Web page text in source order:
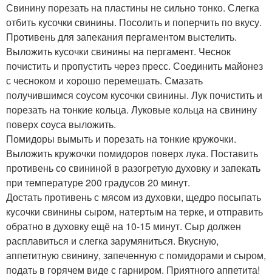
Свинину порезать на пластины не сильно тонко. Слегка
отбить кусочки свинины. Посолить и поперчить по вкусу.
Противень для запекания пергаментом выстелить.
Выложить кусочки свинины на пергамент. Чеснок
почистить и пропустить через пресс. Соединить майонез
с чесноком и хорошо перемешать. Смазать
получившимся соусом кусочки свинины. Лук почистить и
порезать на тонкие кольца. Луковые кольца на свинину
поверх соуса выложить.
Помидоры вымыть и порезать на тонкие кружочки.
Выложить кружочки помидоров поверх лука. Поставить
противень со свининой в разогретую духовку и запекать
при температуре 200 градусов 20 минут.
Достать противень с мясом из духовки, щедро посыпать
кусочки свинины сыром, натертым на терке, и отправить
обратно в духовку ещё на 10-15 минут. Сыр должен
расплавиться и слегка зарумяниться. Вкусную,
аппетитную свинину, запеченную с помидорами и сыром,
подать в горячем виде с гарниром. Приятного аппетита!